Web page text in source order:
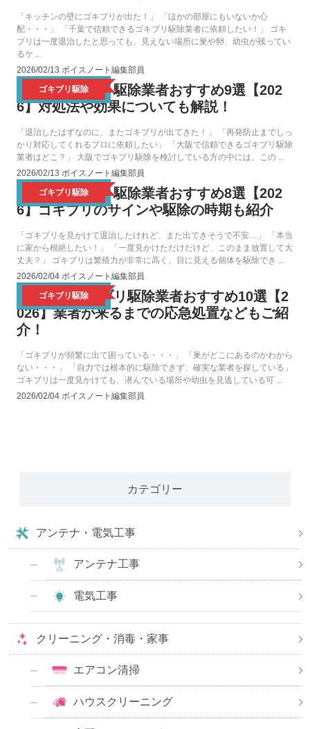
「キッチンの壁にゴキブリが出た！」 「ほかの部屋にもいないか心
配・・・」 「千葉で信頼できるゴキブリ駆除業者に依頼したい！」 ゴキ
ブリは一度退治したと思っても、見えない場所に巣や卵、幼虫が残ってい
るケ ...
2026/02/13 ボイスノート編集部員
ゴキブリ駆除
大阪のゴキブリ駆除業者おすすめ9選【202
6】対処法や効果についても解説！
「退治したはずなのに、またゴキブリが出てきた！」 「再発防止までしっ
かり対応してくれるプロに依頼したい」 「大阪で信頼できるゴキブリ駆除
業者はどこ？」 大阪でゴキブリ駆除を検討している方の中には、この ...
2026/02/13 ボイスノート編集部員
ゴキブリ駆除
福岡のゴキブリ駆除業者おすすめ8選【202
6】ゴキブリのサインや駆除の時期も紹介
「ゴキブリを見かけて退治したけれど、また出てきそうで不安…」 「本当
に家から根絶したい！」 「一度見かけただけだけど、このまま放置して大
丈夫？」 ゴキブリは繁殖力が非常に高く、目に見える個体を駆除でき ...
2026/02/04 ボイスノート編集部員
ゴキブリ駆除
名古屋のゴキブリ駆除業者おすすめ10選【2
026】業者が来るまでの応急処置などもご紹
介！
「ゴキブリが頻繁に出て困っている・・・」 「巣がどこにあるのかわから
ない・・・」 「自力では根本的に駆除できず、確実な業者を探している」
ゴキブリは一度見かけても、潜んでいる場所や幼虫を見逃している可 ...
2026/02/04 ボイスノート編集部員
カテゴリー
アンテナ・電気工事
アンテナ工事
電気工事
クリーニング・消毒・家事
エアコン清掃
ハウスクリーニング